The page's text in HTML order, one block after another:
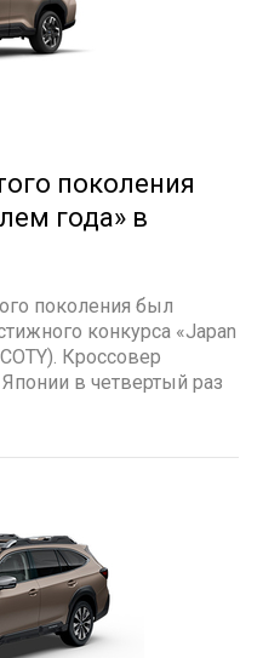
поколения
года» в
поколения был
конкурса «Japan
Кроссовер
в четвертый раз